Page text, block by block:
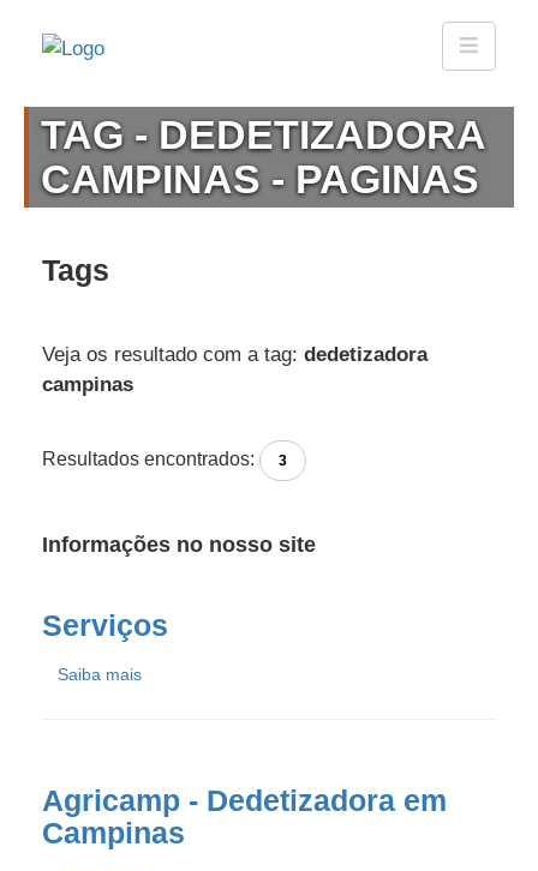
TAG - DEDETIZADORA
CAMPINAS - PAGINAS
Tags
Veja os resultado com a tag: dedetizadora
campinas
Resultados encontrados: 3
Informações no nosso site
Serviços
Saiba mais
Agricamp - Dedetizadora em
Campinas